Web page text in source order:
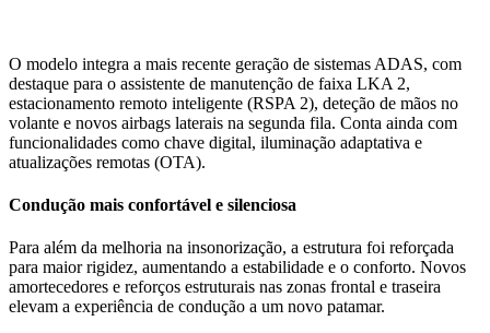
O modelo integra a mais recente geração de sistemas ADAS, com
destaque para o assistente de manutenção de faixa LKA 2,
estacionamento remoto inteligente (RSPA 2), deteção de mãos no
volante e novos airbags laterais na segunda fila. Conta ainda com
funcionalidades como chave digital, iluminação adaptativa e
atualizações remotas (OTA).
Condução mais confortável e silenciosa
Para além da melhoria na insonorização, a estrutura foi reforçada
para maior rigidez, aumentando a estabilidade e o conforto. Novos
amortecedores e reforços estruturais nas zonas frontal e traseira
elevam a experiência de condução a um novo patamar.